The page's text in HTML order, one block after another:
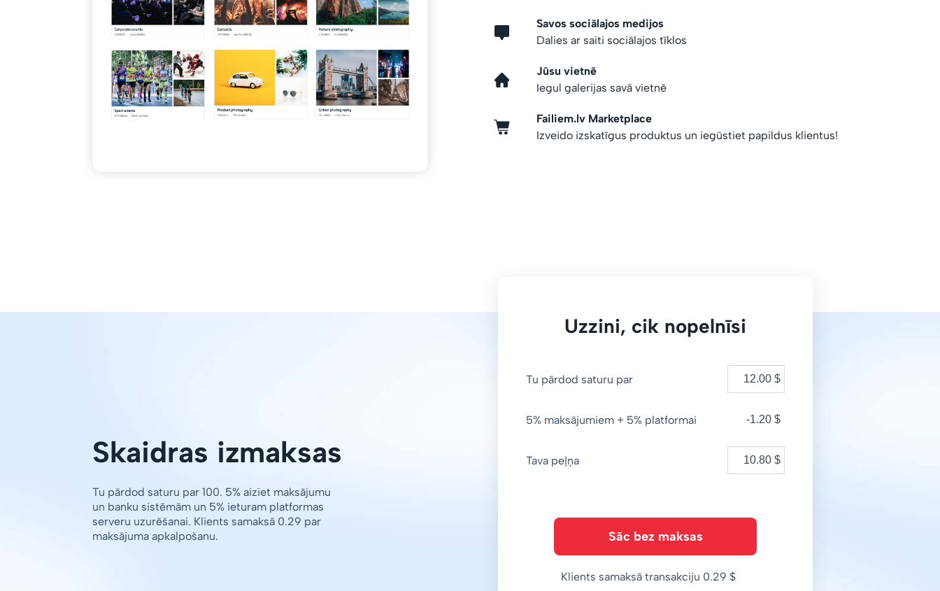
Savos sociālajos medijos
Dalies ar saiti sociālajos tīklos
Jūsu vietnē
Iegul galerijas savā vietnē
Failiem.lv Marketplace
Izveido izskatīgus produktus un iegūstiet papildus klientus!
Skaidras izmaksas
Tu pārdod saturu par 100. 5% aiziet maksājumu
un banku sistēmām un 5% ieturam platformas
serveru uzurēšanai. Klients samaksā 0.29 par
maksājuma apkalpošanu.
Uzzini, cik nopelnīsi
Tu pārdod saturu par
5% maksājumiem + 5% platformai -1.20 $
Tava peļņa
Sāc bez maksas
Klients samaksā transakciju 0.29 $